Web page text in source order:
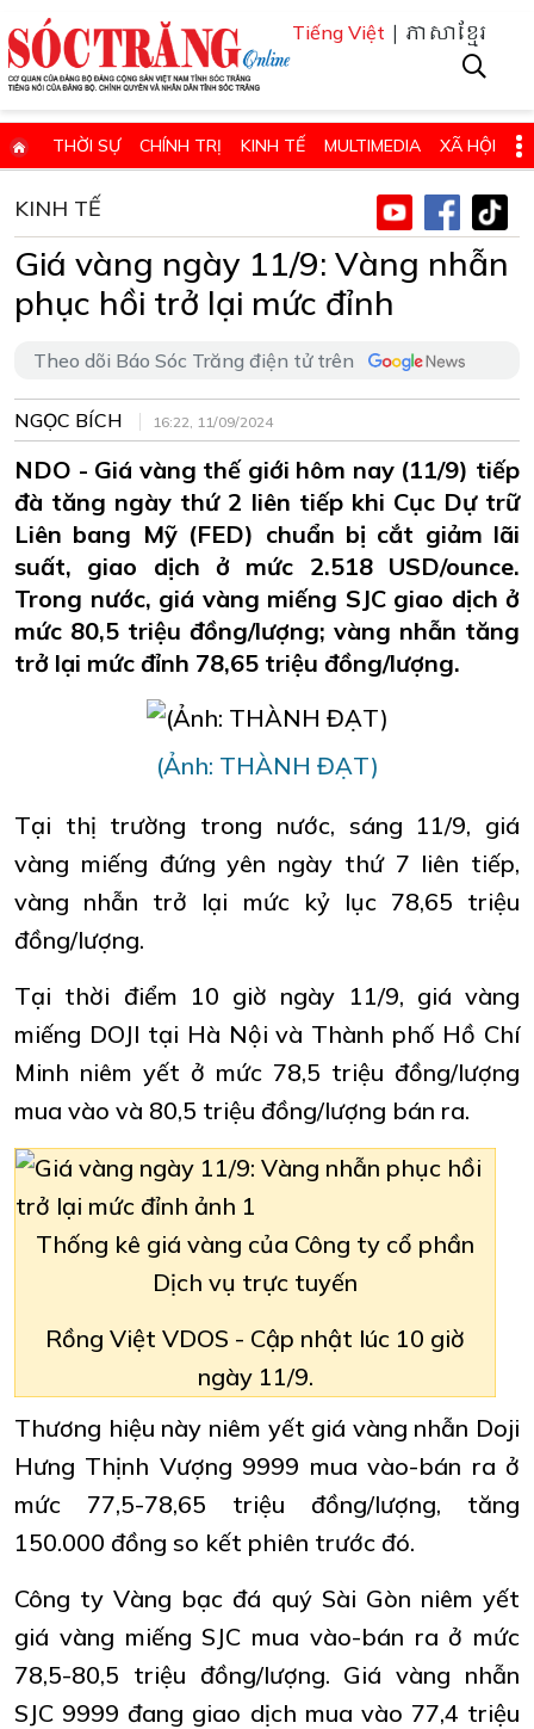
Tiếng Việt | ភាសាខ្មែរ
THỜI SỰ CHÍNH TRỊ KINH TẾ MULTIMEDIA XÃ HỘI
PHÁP LUẬT GIÁO DỤC - KHOA HỌC & CÔNG NGHỆ
QUỐC PHÒNG - AN NINH QUỐC TẾ SỨC KHỎE VÀ ĐỜI SỐNG
VĂN HÓA - THỂ THAO - DU LỊCH CHUYÊN ĐỀ
ĐIỂM BÁO - TIN VẮN ĐỊA PHƯƠNG
THÔNG BÁO - QUẢNG CÁO CHUYÊN TRANG
HỌC TẬP VÀ LÀM THEO TƯ TƯỞNG, ĐẠO ĐỨC, PHONG CÁCH HỒ
ĐẶT BÁO GIẤY ONLINE
KINH TẾ
Giá vàng ngày 11/9: Vàng nhẫn
phục hồi trở lại mức đỉnh
Theo dõi Báo Sóc Trăng điện tử trên
NGỌC BÍCH 16:22, 11/09/2024
NDO - Giá vàng thế giới hôm nay (11/9) tiếp
đà tăng ngày thứ 2 liên tiếp khi Cục Dự trữ
Liên bang Mỹ (FED) chuẩn bị cắt giảm lãi
suất, giao dịch ở mức 2.518 USD/ounce.
Trong nước, giá vàng miếng SJC giao dịch ở
mức 80,5 triệu đồng/lượng; vàng nhẫn tăng
trở lại mức đỉnh 78,65 triệu đồng/lượng.
(Ảnh: THÀNH ĐẠT)
Tại thị trường trong nước, sáng 11/9, giá
vàng miếng đứng yên ngày thứ 7 liên tiếp,
vàng nhẫn trở lại mức kỷ lục 78,65 triệu
đồng/lượng.
Tại thời điểm 10 giờ ngày 11/9, giá vàng
miếng DOJI tại Hà Nội và Thành phố Hồ Chí
Minh niêm yết ở mức 78,5 triệu đồng/lượng
mua vào và 80,5 triệu đồng/lượng bán ra.
Thống kê giá vàng của Công ty cổ phần
Dịch vụ trực tuyến
Rồng Việt VDOS - Cập nhật lúc 10 giờ
ngày 11/9.
Thương hiệu này niêm yết giá vàng nhẫn Doji
Hưng Thịnh Vượng 9999 mua vào-bán ra ở
mức 77,5-78,65 triệu đồng/lượng, tăng
150.000 đồng so kết phiên trước đó.
Công ty Vàng bạc đá quý Sài Gòn niêm yết
giá vàng miếng SJC mua vào-bán ra ở mức
78,5-80,5 triệu đồng/lượng. Giá vàng nhẫn
SJC 9999 đang giao dịch mua vào 77,4 triệu